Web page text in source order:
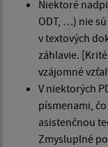
Niektoré
ODT, …) nie
v textových
záhlavie.
vzájomné
V niektorých
písmenami,
asistenčnou
Zmysluplné